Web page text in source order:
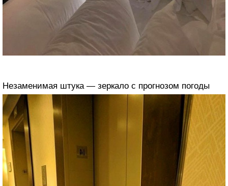
Незаменимая штука — зеркало с прогнозом погоды